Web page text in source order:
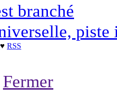
branché
piste
♥ RSS
Fermer